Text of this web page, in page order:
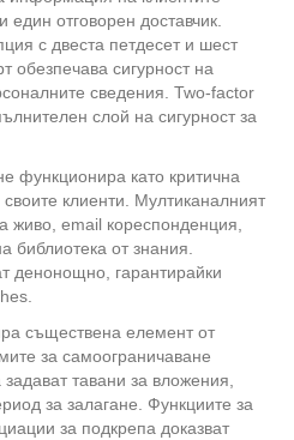
един отговорен доставчик.
с двеста петдесет и шест
обезпечава сигурност на
сведения. Two-factor
слой на сигурност за
функционира като критична
клиенти. Мултиканалният
email кореспонденция,
от знания.
денонощно, гарантирайки
съществена елемент от
за самоограничаване
тавани за вложения,
за залагане. Функциите за
за подкрепа доказват